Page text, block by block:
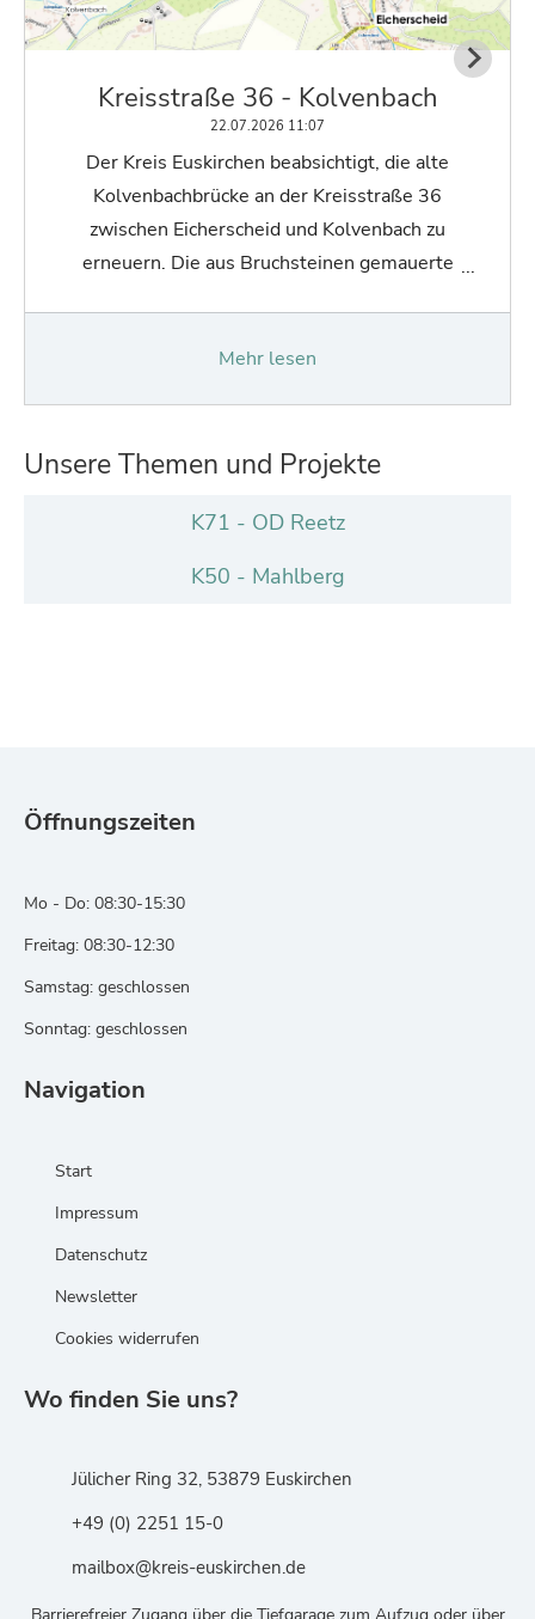
Kreisstraße 36 - Kolvenbach
22.07.2026 11:07
Der Kreis Euskirchen beabsichtigt, die alte
Kolvenbachbrücke an der Kreisstraße 36
zwischen Eicherscheid und Kolvenbach zu
erneuern. Die aus Bruchsteinen gemauerte
mehr…
Mehr lesen
Unsere Themen und Projekte
K71 - OD Reetz
K50 - Mahlberg
Öffnungszeiten
Mo - Do: 08:30-15:30
Freitag: 08:30-12:30
Samstag: geschlossen
Sonntag: geschlossen
Navigation
Start
Impressum
Datenschutz
Newsletter
Cookies widerrufen
Wo finden Sie uns?
Jülicher Ring 32, 53879 Euskirchen
+49 (0) 2251 15-0
mailbox@kreis-euskirchen.de